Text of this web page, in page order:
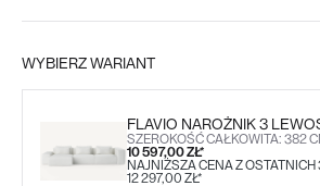
WYBIERZ WARIANT
FLAVIO NAROŻNIK 3
SZEROKOŚĆ CAŁKOWITA: 382
10 597,00 ZŁ*
NAJNIŻSZA CENA Z OSTATNICH
12 297,00 ZŁ*